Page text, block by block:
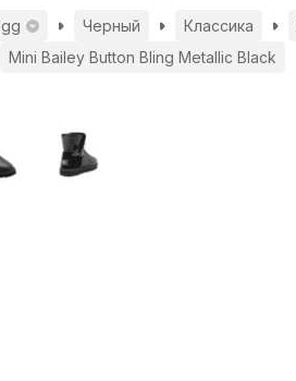
Черный Классика
Mini Bailey Button Bling Metallic Black